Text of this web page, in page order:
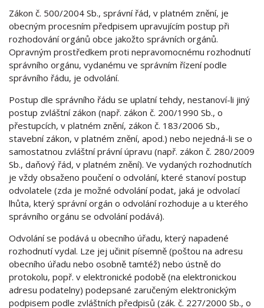
Zákon č. 500/2004 Sb., správní řád, v platném znění, je
obecným procesním předpisem upravujícím postup při
rozhodování orgánů obce jakožto správních orgánů.
Opravným prostředkem proti nepravomocnému rozhodnutí
správního orgánu, vydanému ve správním řízení podle
správního řádu, je odvolání.
Postup dle správního řádu se uplatní tehdy, nestanoví-li jiný
postup zvláštní zákon (např. zákon č. 200/1990 Sb., o
přestupcích, v platném znění, zákon č. 183/2006 Sb.,
stavební zákon, v platném znění, apod.) nebo nejedná-li se o
samostatnou zvláštní právní úpravu (např. zákon č. 280/2009
Sb., daňový řád, v platném znění). Ve vydaných rozhodnutích
je vždy obsaženo poučení o odvolání, které stanoví postup
odvolatele (zda je možné odvolání podat, jaká je odvolací
lhůta, který správní orgán o odvolání rozhoduje a u kterého
správního orgánu se odvolání podává).
Odvolání se podává u obecního úřadu, který napadené
rozhodnutí vydal. Lze jej učinit písemně (poštou na adresu
obecního úřadu nebo osobně tamtéž) nebo ústně do
protokolu, popř. v elektronické podobě (na elektronickou
adresu podatelny) podepsané zaručeným elektronickým
podpisem podle zvláštních předpisů (zák. č. 227/2000 Sb., o